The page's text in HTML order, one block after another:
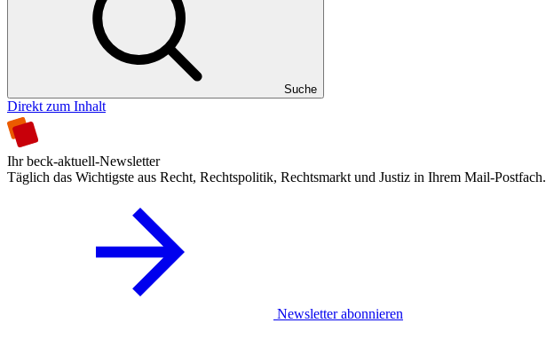
Suche
Direkt zum Inhalt
Ihr beck-aktuell-Newsletter
Täglich das Wichtigste aus Recht, Rechtspolitik, Rechtsmarkt und Justiz in Ihrem Mail-Postfach.
Newsletter abonnieren